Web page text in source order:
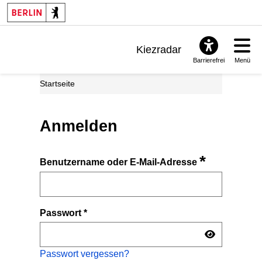
Kiezradar
Barrierefrei Menü
Startseite
Anmelden
Benutzername oder E-Mail-Adresse*
Passwort*
Passwort vergessen?